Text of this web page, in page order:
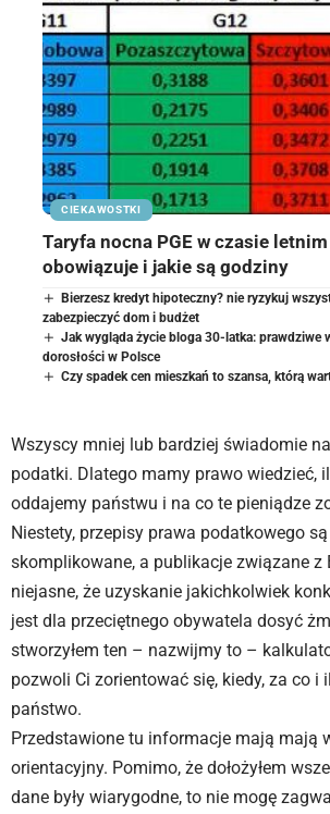
CIEKAWOSTKI
Taryfa nocna PGE w czasie
obowiązuje i jakie są godziny
Bierzesz kredyt hipoteczny? nie ryzykuj
zabezpieczyć dom i budżet
Jak wygląda życie bloga 30-latka: prawdziwe
dorosłości w Polsce
Czy spadek cen mieszkań to szansa, którą
Wszyscy mniej lub bardziej świadomie
podatki. Dlatego mamy prawo wiedzieć,
oddajemy państwu i na co te pieniądze
Niestety, przepisy prawa podatkowego
skomplikowane, a publikacje związane z
niejasne, że uzyskanie jakichkolwiek
jest dla przeciętnego obywatela dosyć
stworzyłem ten – nazwijmy to –
pozwoli Ci zorientować się, kiedy, za co i
państwo.
Przedstawione tu informacje mają mają
orientacyjny. Pomimo, że dołożyłem
dane były wiarygodne, to nie mogę